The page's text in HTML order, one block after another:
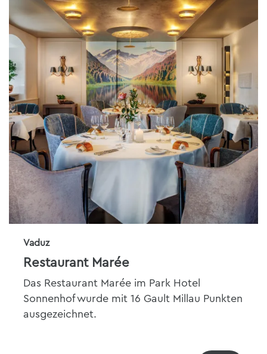
Vaduz
Restaurant Marée
Das Restaurant Marée im Park Hotel
Sonnenhof wurde mit 16 Gault Millau Punkten
ausgezeichnet.